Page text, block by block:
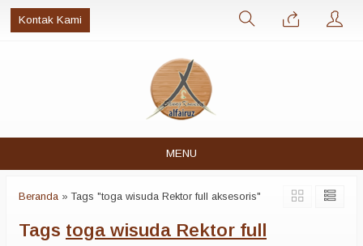
Kontak Kami
MENU
Beranda »Tags "toga wisuda Rektor full aksesoris"
Tags toga wisuda Rektor full